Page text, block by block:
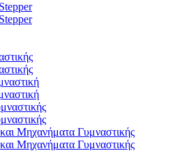
Μηχανήματα Γυμναστικής
Μηχανήματα Γυμναστικής